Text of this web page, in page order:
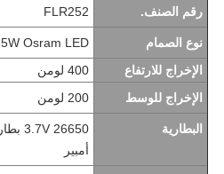
رقم الصنف. FLR252
نوع الصمام
5W Osram LED
الإخراج للارتفاع
400 لومن
الإخراج للوسط
200 لومن
البطارية
أمبير